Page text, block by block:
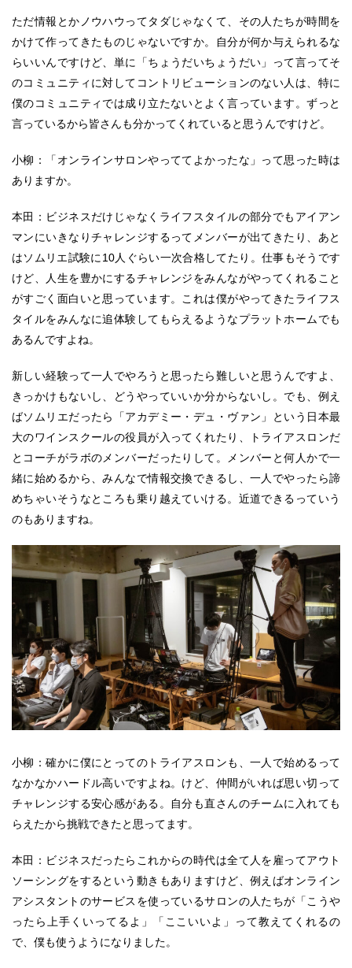
ただ情報とかノウハウってタダじゃなくて、その人たちが時間を
かけて作ってきたものじゃないですか。自分が何か与えられるな
らいいんですけど、単に「ちょうだいちょうだい」って言ってそ
のコミュニティに対してコントリビューションのない人は、特に
僕のコミュニティでは成り立たないとよく言っています。ずっと
言っているから皆さんも分かってくれていると思うんですけど。
小柳：「オンラインサロンやっててよかったな」って思った時は
ありますか。
本田：ビジネスだけじゃなくライフスタイルの部分でもアイアン
マンにいきなりチャレンジするってメンバーが出てきたり、あと
はソムリエ試験に10人ぐらい一次合格してたり。仕事もそうです
けど、人生を豊かにするチャレンジをみんながやってくれること
がすごく面白いと思っています。これは僕がやってきたライフス
タイルをみんなに追体験してもらえるようなプラットホームでも
あるんですよね。
新しい経験って一人でやろうと思ったら難しいと思うんですよ、
きっかけもないし、どうやっていいか分からないし。でも、例え
ばソムリエだったら「アカデミー・デュ・ヴァン」という日本最
大のワインスクールの役員が入ってくれたり、トライアスロンだ
とコーチがラボのメンバーだったりして。メンバーと何人かで一
緒に始めるから、みんなで情報交換できるし、一人でやったら諦
めちゃいそうなところも乗り越えていける。近道できるっていう
のもありますね。
小柳：確かに僕にとってのトライアスロンも、一人で始めるって
なかなかハードル高いですよね。けど、仲間がいれば思い切って
チャレンジする安心感がある。自分も直さんのチームに入れても
らえたから挑戦できたと思ってます。
本田：ビジネスだったらこれからの時代は全て人を雇ってアウト
ソーシングをするという動きもありますけど、例えばオンライン
アシスタントのサービスを使っているサロンの人たちが「こうや
ったら上手くいってるよ」「ここいいよ」って教えてくれるの
で、僕も使うようになりました。